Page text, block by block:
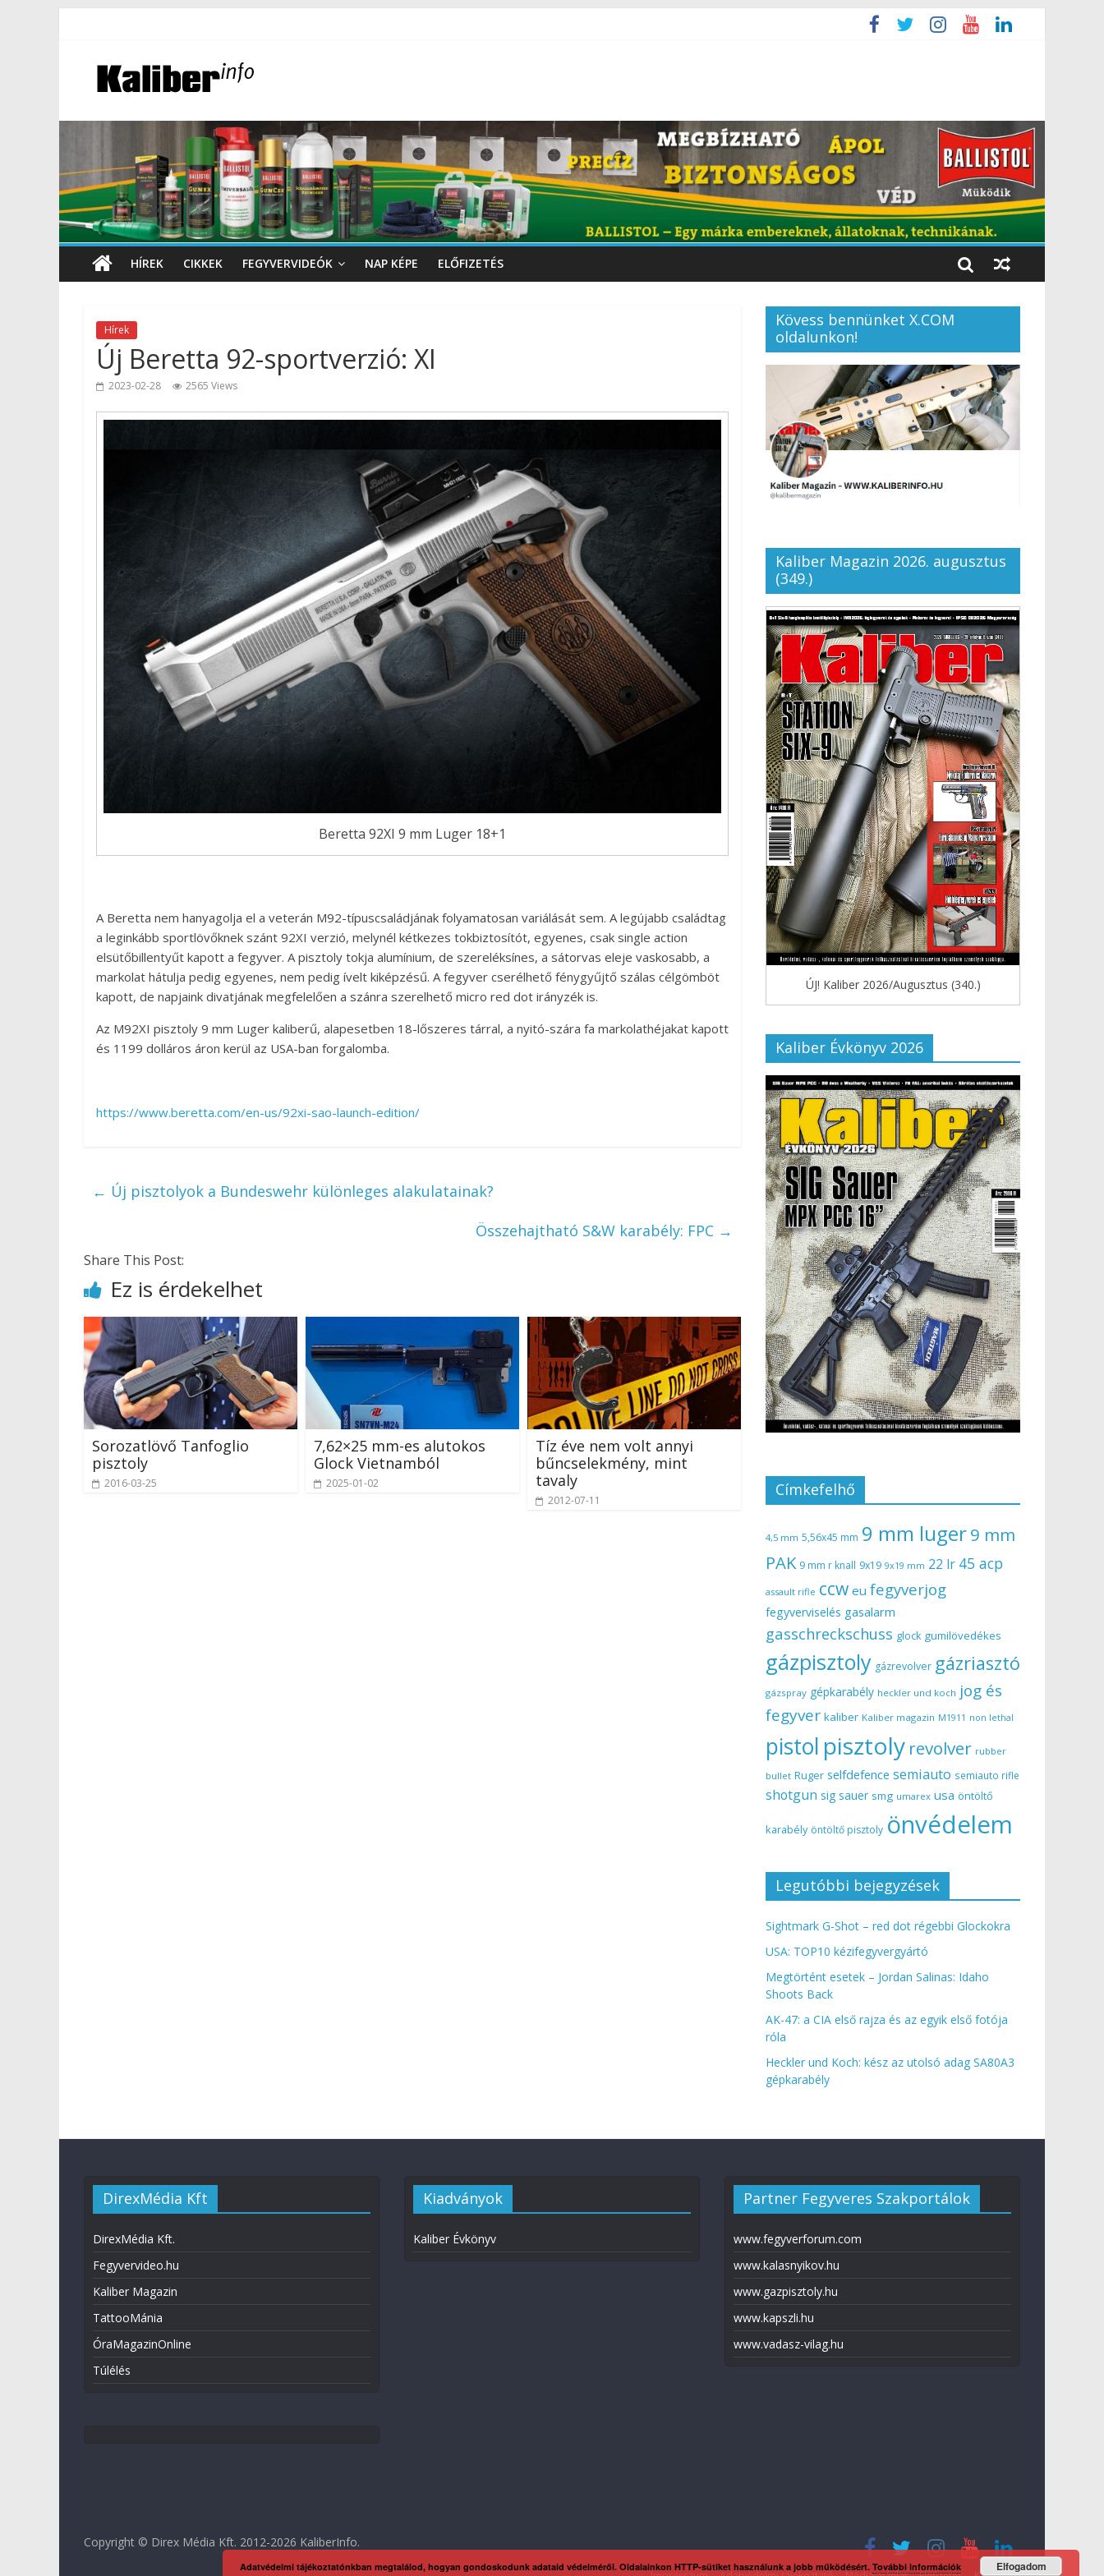
HÍREK CIKKEK FEGYVERVIDEÓK NAP KÉPE ELŐFIZETÉS
Hírek
Új Beretta 92-sportverzió: XI
2023-02-28 2565 Views
Beretta 92XI 9 mm Luger 18+1
A Beretta nem hanyagolja el a veterán M92-típuscsaládjának folyamatosan variálását sem. A legújabb családtag
a leginkább sportlövőknek szánt 92XI verzió, melynél kétkezes tokbiztosítót, egyenes, csak single action
elsütőbillentyűt kapott a fegyver. A pisztoly tokja alumínium, de szereléksínes, a sátorvas eleje vaskosabb, a
markolat hátulja pedig egyenes, nem pedig ívelt kiképzésű. A fegyver cserélhető fénygyűjtő szálas célgömböt
kapott, de napjaink divatjának megfelelően a szánra szerelhető micro red dot irányzék is.
Az M92XI pisztoly 9 mm Luger kaliberű, alapesetben 18-lőszeres tárral, a nyitó-szára fa markolathéjakat kapott
és 1199 dolláros áron kerül az USA-ban forgalomba.
https://www.beretta.com/en-us/92xi-sao-launch-edition/
← Új pisztolyok a Bundeswehr különleges alakulatainak?
Összehajtható S&W karabély: FPC →
Share This Post:
Ez is érdekelhet
Sorozatlövő Tanfoglio
pisztoly
2016-03-25
7,62×25 mm-es alutokos
Glock Vietnamból
2025-01-02
Tíz éve nem volt annyi
bűncselekmény, mint
tavaly
2012-07-11
Kövess bennünket X.COM
oldalunkon!
Kaliber Magazin 2026. augusztus
(349.)
ÚJ! Kaliber 2026/Augusztus (340.)
Kaliber Évkönyv 2026
Címkefelhő
4,5 mm 5,56x45 mm 9 mm luger9 mm
PAK 9 mm r knall 9x19 9x19 mm 22 lr 45 acp
assault rifle ccw eu fegyverjog
fegyverviselés gasalarm
gasschreckschuss glock gumilövedékes
gázpisztoly gázrevolver gázriasztó
gázspray gépkarabély heckler und koch jog és
fegyver kaliber Kaliber magazin M1911 non lethal
pistol pisztoly revolver rubber
bullet Ruger selfdefence semiauto semiauto rifle
shotgun sig sauer smg umarex usa öntöltő
karabély öntöltő pisztoly önvédelem
Legutóbbi bejegyzések
Sightmark G-Shot – red dot régebbi Glockokra
USA: TOP10 kézifegyvergyártó
Megtörtént esetek – Jordan Salinas: Idaho
Shoots Back
AK-47: a CIA első rajza és az egyik első fotója
róla
Heckler und Koch: kész az utolsó adag SA80A3
gépkarabély
DirexMédia Kft
DirexMédia Kft.
Fegyvervideo.hu
Kaliber Magazin
TattooMánia
ÓraMagazinOnline
Túlélés
Kiadványok
Kaliber Évkönyv
Partner Fegyveres Szakportálok
www.fegyverforum.com
www.kalasnyikov.hu
www.gazpisztoly.hu
www.kapszli.hu
www.vadasz-vilag.hu
Copyright © Direx Média Kft. 2012-2026 KaliberInfo.
Adatvédelmi tájékoztatónkban megtalálod, hogyan gondoskodunk adataid védelméről. Oldalainkon HTTP-sütiket használunk a jobb működésért. További információk Elfogadom